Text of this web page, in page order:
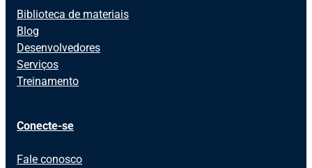
Biblioteca de materiais
Blog
Desenvolvedores
Serviços
Treinamento
Conecte-se
Fale conosco